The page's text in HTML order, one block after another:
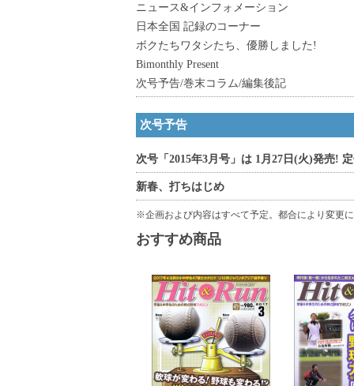
ニュース&インフォメーション
日本全国 記録のコーナー
ボクたちワタシたち、優勝しました!
Bimonthly Present
次号予告/巻末コラム/編集後記
次号予告
次号「2015年3月号」は 1月27日(火)発売! 定
新春、打ちはじめ
※企画および内容はすべて予定。都合により変更
おすすめ商品